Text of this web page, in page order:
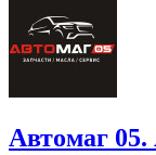
Автомаг